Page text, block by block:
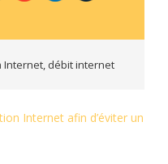
Internet, débit internet
Internet afin d’éviter un